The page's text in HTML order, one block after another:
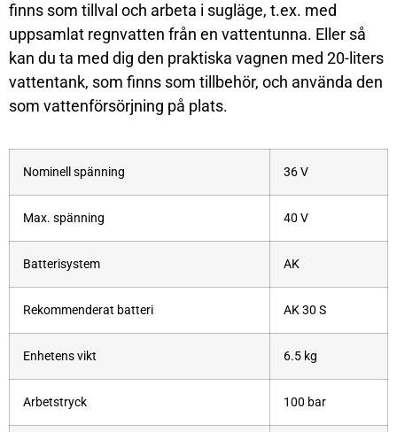
finns som tillval och arbeta i sugläge, t.ex. med
uppsamlat regnvatten från en vattentunna. Eller så
kan du ta med dig den praktiska vagnen med 20-liters
vattentank, som finns som tillbehör, och använda den
som vattenförsörjning på plats.
Nominell spänning 36 V
Max. spänning 40 V
Batterisystem AK
Rekommenderat batteri AK 30 S
Enhetens vikt 6.5 kg
Arbetstryck 100 bar